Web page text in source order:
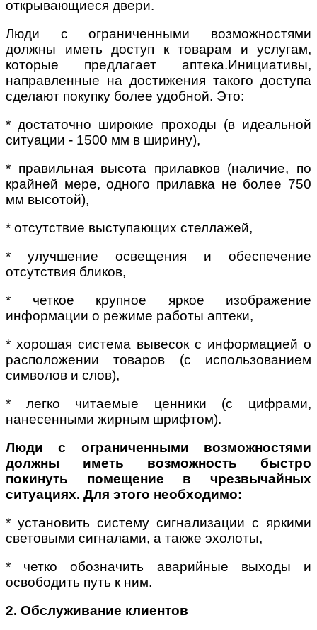
открывающиеся двери.
Люди с ограниченными возможностями
должны иметь доступ к товарам и услугам,
которые предлагает аптека.Инициативы,
направленные на достижения такого доступа
сделают покупку более удобной. Это:
* достаточно широкие проходы (в идеальной
ситуации - 1500 мм в ширину),
* правильная высота прилавков (наличие, по
крайней мере, одного прилавка не более 750
мм высотой),
* отсутствие выступающих стеллажей,
* улучшение освещения и обеспечение
отсутствия бликов,
* четкое крупное яркое изображение
информации о режиме работы аптеки,
* хорошая система вывесок с информацией о
расположении товаров (с использованием
символов и слов),
* легко читаемые ценники (с цифрами,
нанесенными жирным шрифтом).
Люди с ограниченными возможностями
должны иметь возможность быстро
покинуть помещение в чрезвычайных
ситуациях. Для этого необходимо:
* установить систему сигнализации с яркими
световыми сигналами, а также эхолоты,
* четко обозначить аварийные выходы и
освободить путь к ним.
2. Обслуживание клиентов